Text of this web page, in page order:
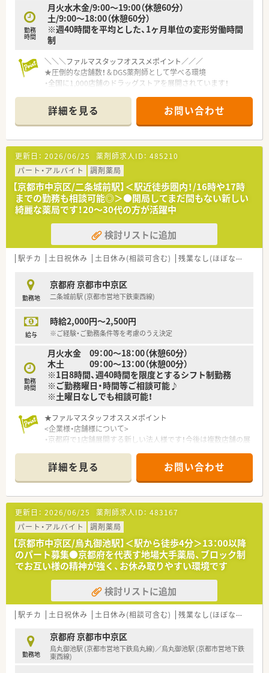
勤務
時間
月火水木金/9:00～19:00（休憩60分）
土/9:00～18:00（休憩60分）
※週40時間を平均とした、1ヶ月単位の変形労働時間
制
＼＼＼ファルマスタッフオススメポイント／／／
★圧倒的な店舗数！＆DGS薬剤師として学べる環境
・全国に1,000店舗のドラッグストアを展開されています！
す
・全国にドラッグストアを展開してきた企業のため、処方枚数と
しては少なめです
落ち着いた業務量で働きたい方にオススメです
・処方相談やOTC相談などしっかりとファンを増やしていく方針
を取っている為、患者様としっかり向き合った対応を心掛けてお
ります
・経営層との距離が近いため、自分の意見が反映されやすく非常
に風通しの良い社風です
★選べるコース選択
・全国転勤コース、地域限定コース、転勤無コースからお選び頂け
全国転勤コースでは高年収が見込めますので気になる方はお
気軽にお問い合わせください
★長く勤められる環境◎
・年間休日120日、残業時間月平均4時間程度、産休育休取得率
100%&復帰率100%！長くお勤めされたい方必見です
詳細を見る お問い合わせ
更新日： 2026/06/25 薬剤師求人ID： 485210
パート・アルバイト
調剤薬局
【京都市中京区/二条城前駅】＜駅近徒歩圏内！/16時や17時
までの勤務も相談可能◎＞●開局してまだ間もない新しい
綺麗な薬局です！20～30代の方が活躍中
検討リストに追加
駅チカ 土日祝休み 土日休み(相談可含む) 残業なし(ほぼなし含む)
勤務地
京都府 京都市中京区
二条城前駅 (京都市営地下鉄東西線)
給与
時給2,000円～2,500円
※ご経験・ご勤務条件等を考慮のうえ決定
勤務
時間
月火水金 09：00～18：00（休憩60分）
木土 09：00～13：00（休憩00分）
※1日8時間、週40時間を限度とするシフト制勤務
※ご勤務曜日・時間等ご相談可能♪
※土曜日なしでも相談可能！
★ファルマスタッフオススメポイント
<企業様・店舗様について>
・京都府で1店舗展開する新しい法人様です！今後は複数店舗の展
急なお休みなども関連の薬局様から応援があり、体制が整って
いる薬局です
・代表が現場に入っており、従業員のことを優先に考えており、働
きやすい職場です
・内科の処方箋をメインに呼吸器科、循環器科、小児科、皮膚科、
アレルギー科の処方箋を応需しています
・施設在宅の対応もありスキルアップをお考えの方にもオススメ
です
詳細を見る お問い合わせ
更新日： 2026/06/25 薬剤師求人ID： 483167
パート・アルバイト
調剤薬局
【京都市中京区/烏丸御池駅】＜駅から徒歩4分＞13：00以降
のパート募集●京都府を代表す地場大手薬局、ブロック制
でお互い様の精神が強く、お休み取りやすい環境です
検討リストに追加
駅チカ 土日祝休み 土日休み(相談可含む) 残業なし(ほぼなし含む)
勤務地
京都府 京都市中京区
烏丸御池駅 (京都市営地下鉄烏丸線)／烏丸御池駅 (京都市営地下鉄
東西線)